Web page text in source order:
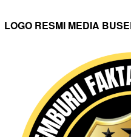
LOGO RESMI MEDIA